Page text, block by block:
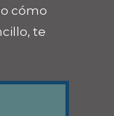
cómo
te